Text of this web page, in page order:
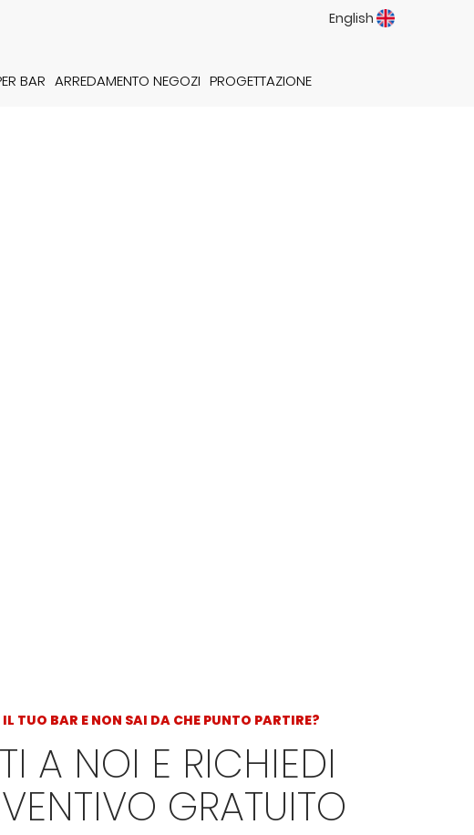
English
BAR ARREDAMENTO NEGOZI PROGETTAZIONE
TUO BAR E NON SAI DA CHE PUNTO PARTIRE?
A NOI E RICHIEDI
GRATUITO